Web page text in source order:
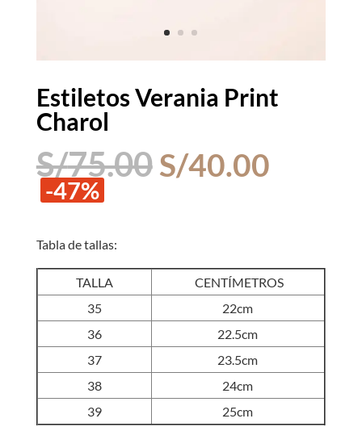
Estiletos Verania Print
Charol
S/75.00 El
precio
S/40.00El
precio
-47%
Tabla de tallas:
TALLA
CENTÍMETROS
35
22cm
36
22.5cm
37
23.5cm
38
24cm
39
25cm